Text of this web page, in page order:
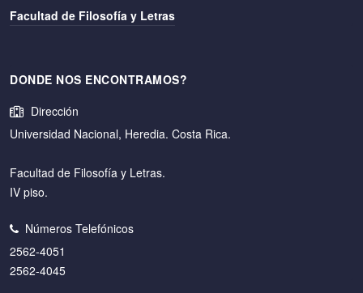
Facultad de Filosofía y Letras
DONDE NOS ENCONTRAMOS?
Dirección
Universidad Nacional, Heredia. Costa Rica.
Facultad de Filosofía y Letras.
IV piso.
Números Telefónicos
2562-4051
2562-4045